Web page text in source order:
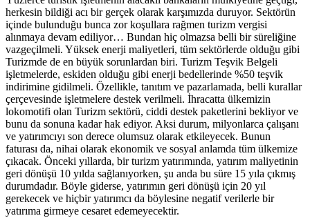
herkesin bildiği acı bir gerçek olarak karşımızda duruyor. Sektörün
içinde bulunduğu bunca zor koşullara rağmen turizm vergisi
alınmaya devam ediliyor… Bundan hiç olmazsa belli bir süreliğine
vazgeçilmeli. Yüksek enerji maliyetleri, tüm sektörlerde olduğu gibi
Turizmde de en büyük sorunlardan biri. Turizm Teşvik Belgeli
işletmelerde, eskiden olduğu gibi enerji bedellerinde %50 teşvik
indirimine gidilmeli. Özellikle, tanıtım ve pazarlamada, belli kurallar
çerçevesinde işletmelere destek verilmeli. İhracatta ülkemizin
lokomotifi olan Turizm sektörü, ciddi destek paketlerini bekliyor ve
bunu da sonuna kadar hak ediyor. Aksi durum, milyonlarca çalışanı
ve yatırımcıyı son derece olumsuz olarak etkileyecek. Bunun
faturası da, nihai olarak ekonomik ve sosyal anlamda tüm ülkemize
çıkacak. Önceki yıllarda, bir turizm yatırımında, yatırım maliyetinin
geri dönüşü 10 yılda sağlanıyorken, şu anda bu süre 15 yıla çıkmış
durumdadır. Böyle giderse, yatırımın geri dönüşü için 20 yıl
gerekecek ve hiçbir yatırımcı da böylesine negatif verilerle bir
yatırıma girmeye cesaret edemeyecektir.